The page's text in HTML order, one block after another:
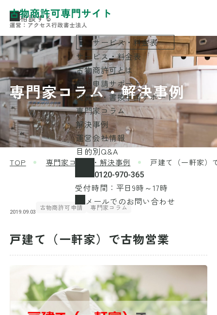
サービス・料金表
サービス・料金表
古物商許可とは
新規申請サポート
変更届・書換申請サポート
専門家コラム
解決事例
運営会社情報
目的別Q&A
0120-970-365
受付時間：平日9時～17時
メールでのお問い合わせ
相談する
専門家コラム・解決事例
TOP 専門家コラム・解決事例 戸建て（一軒家）
2019.09.03
古物商許可申請 専門家コラム
戸建て（一軒家）で古物営業